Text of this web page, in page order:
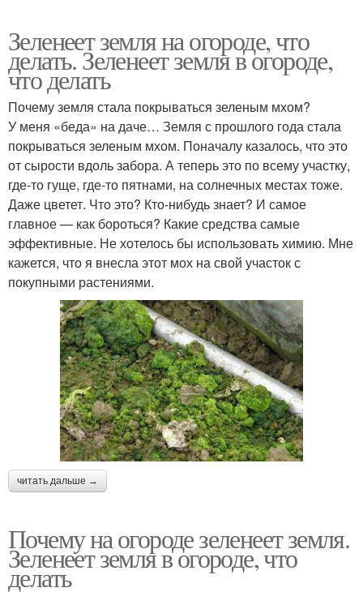
Зеленеет земля на огороде, что
делать. Зеленеет земля в огороде,
что делать
Почему земля стала покрываться зеленым мхом?
У меня «беда» на даче… Земля с прошлого года стала
покрываться зеленым мхом. Поначалу казалось, что это
от сырости вдоль забора. А теперь это по всему участку,
где-то гуще, где-то пятнами, на солнечных местах тоже.
Даже цветет. Что это? Кто-нибудь знает? И самое
главное — как бороться? Какие средства самые
эффективные. Не хотелось бы использовать химию. Мне
кажется, что я внесла этот мох на свой участок с
покупными растениями.
читать дальше →
Почему на огороде зеленеет земля.
Зеленеет земля в огороде, что
делать